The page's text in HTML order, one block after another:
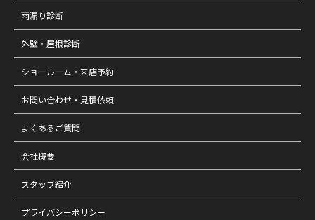
雨漏り診断
外壁・屋根診断
ショールーム・来店予約
お問い合わせ・見積依頼
よくあるご質問
会社概要
スタッフ紹介
プライバシーポリシー